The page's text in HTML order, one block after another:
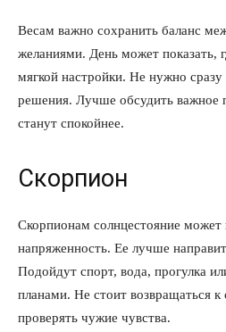
Весам важно сохранить баланс
желаниями. День может показать,
мягкой настройки. Не нужно
решения. Лучше обсудить важное
станут спокойнее.
Скорпион
Скорпионам солнцестояние
напряженность. Ее лучше
Подойдут спорт, вода, прогулка
планами. Не стоит возвращаться
проверять чужие чувства.